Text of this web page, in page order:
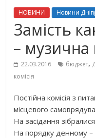
НОВИНИ Новини
Замість
–
22.03.2016 бюджет,
комісія
Постійна комісія з
місцевого
На засідання
На порядку денному